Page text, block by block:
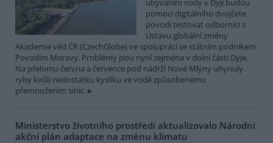
ubýváním vody v Dyji budou
pomocí digitálního dvojčete
povodí testovat odborníci z
Ústavu globální změny
Akademie věd ČR (CzechGlobe) ve spolupráci se státním podnikem
Povodím Moravy. Problémy jsou nyní zejména v dolní části Dyje.
Na přelomu června a července pod nádrží Nové Mlýny uhynuly
ryby kvůli nedostatku kyslíku ve vodě způsobenému
přemnožením sinic.
Ministerstvo životního prostředí aktualizovalo Národní
akční plán adaptace na změnu klimatu